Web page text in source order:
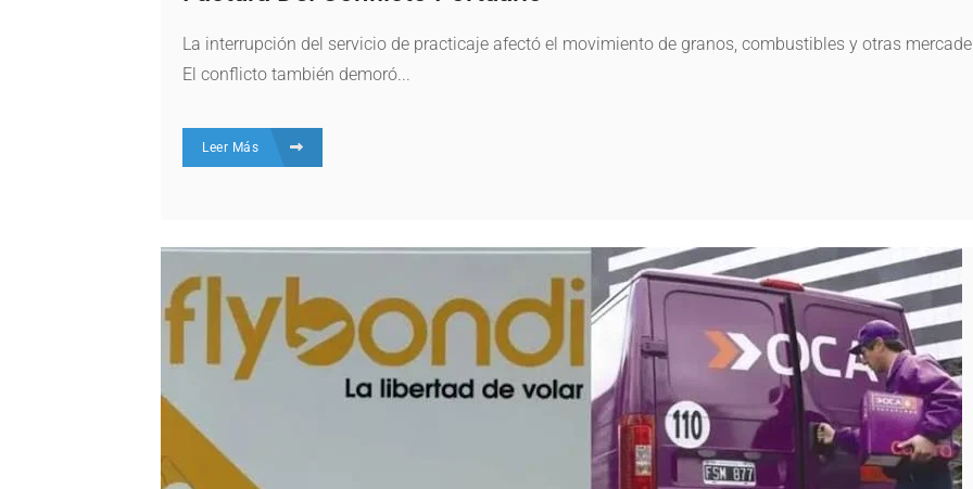
La interrupción del servicio de practicaje afectó el movimiento de granos, combustibles y otras
El conflicto también demoró...
Leer Más